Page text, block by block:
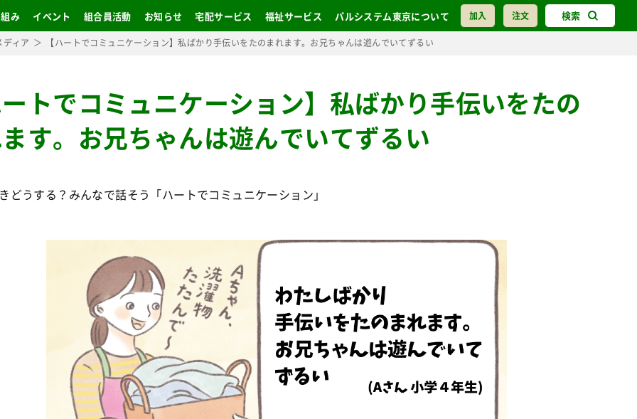
加入 注文 検索
み イベント 組合員活動 お知らせ 宅配サービス 福祉サービス パルシステム東京について
ディア 【ハートでコミュニケーション】私ばかり手伝いをたのまれます。お兄ちゃんは遊んでいてずるい
トでコミュニケーション】私ばかり手伝いをたの
す。お兄ちゃんは遊んでいてずるい
どうする？みんなで話そう「ハートでコミュニケーション」